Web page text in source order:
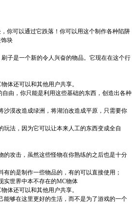
你可以通过它跌落！你可以用这个制作各种陷阱
块
子是一个新的令人兴奋的物品。它现在在这个行
体还可以和其他用户共享。
自由，你只能是利用这些基础的东西，创造出各种
沙漠改造成绿洲，将湖泊改造成平原，只需要你
玩法，因为它可以让本来人工的东西变成全自
的攻击，虽然这些怪物在你熟练的之后也是十分
的是制作一些物品的，有的可以直接使用；
实世界中本不存在的MC物体
体还可以和其他用户共享。
能够在这里更好的生活，而不是为了游戏的一个